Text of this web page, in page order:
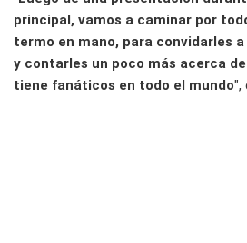
principal, vamos a caminar por
termo en mano, para convidarles
y contarles un poco más acerca
tiene fanáticos en todo el mundo",